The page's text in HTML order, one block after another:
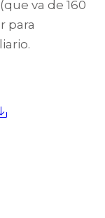
va de 160
para